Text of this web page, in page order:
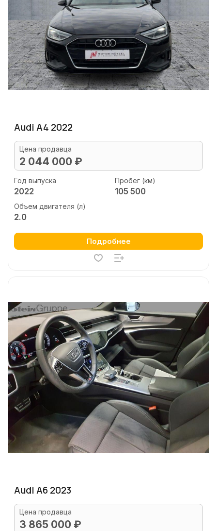
Audi A4 2022
Цена продавца
2 044 000 ₽
Год выпуска
2022
Пробег (км)
105 500
Объем двигателя (л)
2.0
Подробнее
Audi A6 2023
Цена продавца
3 865 000 ₽